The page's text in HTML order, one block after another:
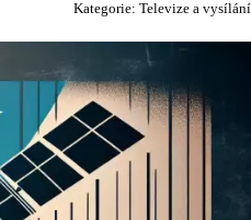
Kategorie: Televize a vysílání